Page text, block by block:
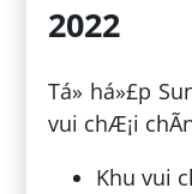
2022
Tá» há»£p
vui chÆ¡i
Khu vui